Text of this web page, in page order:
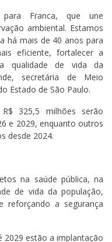
Franca, que une
ambiental. Estamos
há mais de 40 anos para
eficiente, fortalecer a
qualidade de vida da
secretária de Meio
Estado de São Paulo.
325,5 milhões serão
e 2029, enquanto outros
desde 2024.
na saúde pública, na
de vida da população,
reforçando a segurança
2029 estão a implantação